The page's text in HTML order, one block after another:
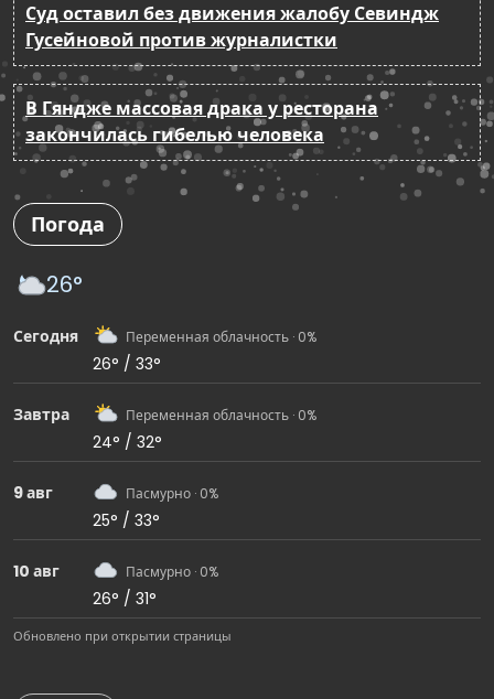
Суд оставил без движения жалобу Севиндж
Гусейновой против журналистки
В Гяндже массовая драка у ресторана
закончилась гибелью человека
Погода
26°
Сегодня Переменная облачность · 0%
26° / 33°
Завтра Переменная облачность · 0%
24° / 32°
9 авг Пасмурно · 0%
25° / 33°
10 авг Пасмурно · 0%
26° / 31°
Обновлено при открытии страницы